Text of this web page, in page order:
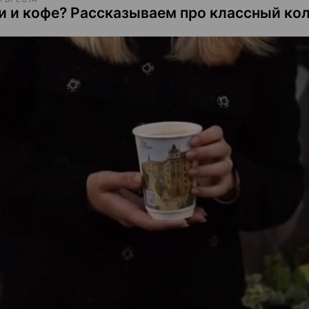
и кофе? Рассказываем про классный